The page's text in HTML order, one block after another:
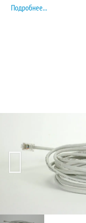
Подробнее...